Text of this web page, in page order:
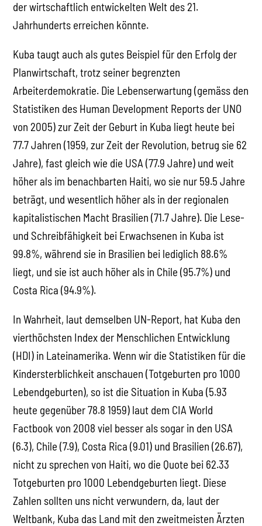
der wirtschaftlich entwickelten Welt des 21.
Jahrhunderts erreichen könnte.
Kuba taugt auch als gutes Beispiel für den Erfolg der
Planwirtschaft, trotz seiner begrenzten
Arbeiterdemokratie. Die Lebenserwartung (gemäss den
Statistiken des Human Development Reports der UNO
von 2005) zur Zeit der Geburt in Kuba liegt heute bei
77.7 Jahren (1959, zur Zeit der Revolution, betrug sie 62
Jahre), fast gleich wie die USA (77.9 Jahre) und weit
höher als im benachbarten Haiti, wo sie nur 59.5 Jahre
beträgt, und wesentlich höher als in der regionalen
kapitalistischen Macht Brasilien (71.7 Jahre). Die Lese-
und Schreibfähigkeit bei Erwachsenen in Kuba ist
99.8%, während sie in Brasilien bei lediglich 88.6%
liegt, und sie ist auch höher als in Chile (95.7%) und
Costa Rica (94.9%).
In Wahrheit, laut demselben UN-Report, hat Kuba den
vierthöchsten Index der Menschlichen Entwicklung
(HDI) in Lateinamerika. Wenn wir die Statistiken für die
Kindersterblichkeit anschauen (Totgeburten pro 1000
Lebendgeburten), so ist die Situation in Kuba (5.93
heute gegenüber 78.8 1959) laut dem CIA World
Factbook von 2008 viel besser als sogar in den USA
(6.3), Chile (7.9), Costa Rica (9.01) und Brasilien (26.67),
nicht zu sprechen von Haiti, wo die Quote bei 62.33
Totgeburten pro 1000 Lebendgeburten liegt. Diese
Zahlen sollten uns nicht verwundern, da, laut der
Weltbank, Kuba das Land mit den zweitmeisten Ärzten